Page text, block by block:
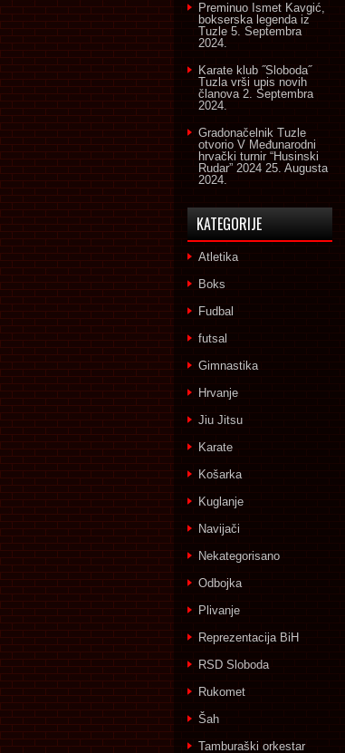
Preminuo Ismet Kavgić,
bokserska legenda iz
Tuzle 5. Septembra
2024.
Karate klub ˝Sloboda˝
Tuzla vrši upis novih
članova 2. Septembra
2024.
Gradonačelnik Tuzle
otvorio V Međunarodni
hrvački turnir “Husinski
Rudar” 2024 25. Augusta
2024.
KATEGORIJE
Atletika
Boks
Fudbal
futsal
Gimnastika
Hrvanje
Jiu Jitsu
Karate
Košarka
Kuglanje
Navijači
Nekategorisano
Odbojka
Plivanje
Reprezentacija BiH
RSD Sloboda
Rukomet
Šah
Tamburaški orkestar